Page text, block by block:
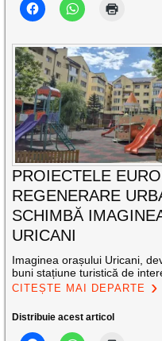
PROIECTELE
REGENERARE
SCHIMBĂ
URICANI
Imaginea orașului Uricani,
buni stațiune turistică de
CITEȘTE MAI DEPARTE
Distribuie acest articol